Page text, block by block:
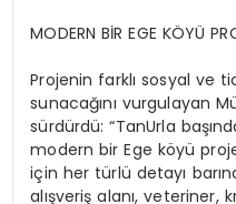
MODERN BİR EGE KÖYÜ
Projenin farklı sosyal ve
sunacağını vurgulayan
sürdürdü: “TanUrla
modern bir Ege köyü
için her türlü detayı
alışveriş alanı, veteriner,